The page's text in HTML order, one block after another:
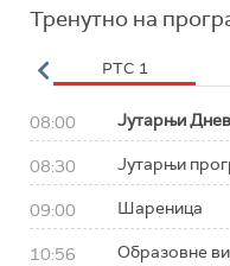
Тренутно на
РТС 1
08:00 Јутарњи
08:30 Јутарњи
09:00 Шареница
10:56 Образовне